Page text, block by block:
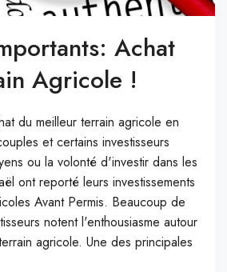
Achat
Agricole !
du meilleur terrain agricole en
et certains investisseurs
ou la volonté d'investir dans les
ont reporté leurs investissements
Avant Permis. Beaucoup de
notent l'enthousiasme autour
agricole. Une des principales